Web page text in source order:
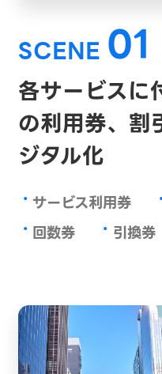
SCENE 01
各サービスに
の利用券、割
ジタル化
・ サービス利用券 ・
・ 回数券 ・ 引換券